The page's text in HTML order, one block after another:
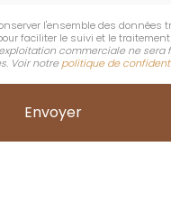
l'ensemble des données
faciliter le suivi et le
commerciale ne sera
Voir notre politique de